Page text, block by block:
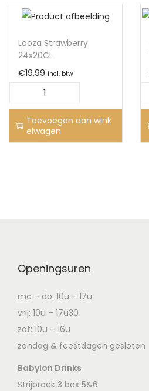
Looza Strawberry
24x20CL
€19,99 incl. btw
Toevoegen aan wink
elwagen
Openingsuren
ma – do: 10u – 17u
vrij: 10u – 17u30
zat: 10u – 16u
zondag & feestdagen gesloten
Babylon Drinks
Strijbroek 3 box 5&6